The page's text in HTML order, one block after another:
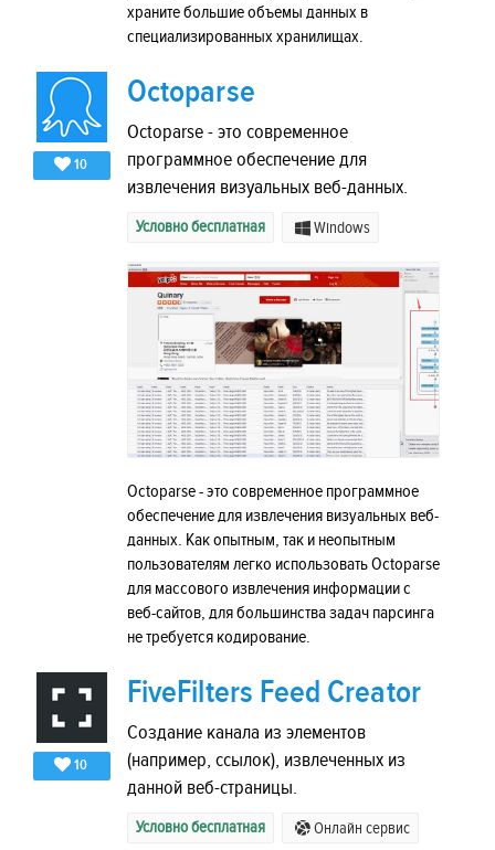
храните большие объемы данных в
специализированных хранилищах.
10
Octoparse
Octoparse - это современное
программное обеспечение для
извлечения визуальных веб-данных.
Условно бесплатная Windows
Octoparse - это современное программное
обеспечение для извлечения визуальных веб-
данных. Как опытным, так и неопытным
пользователям легко использовать Octoparse
для массового извлечения информации с
веб-сайтов, для большинства задач парсинга
не требуется кодирование.
10
FiveFilters Feed Creator
Создание канала из элементов
(например, ссылок), извлеченных из
данной веб-страницы.
Условно бесплатная Онлайн сервис